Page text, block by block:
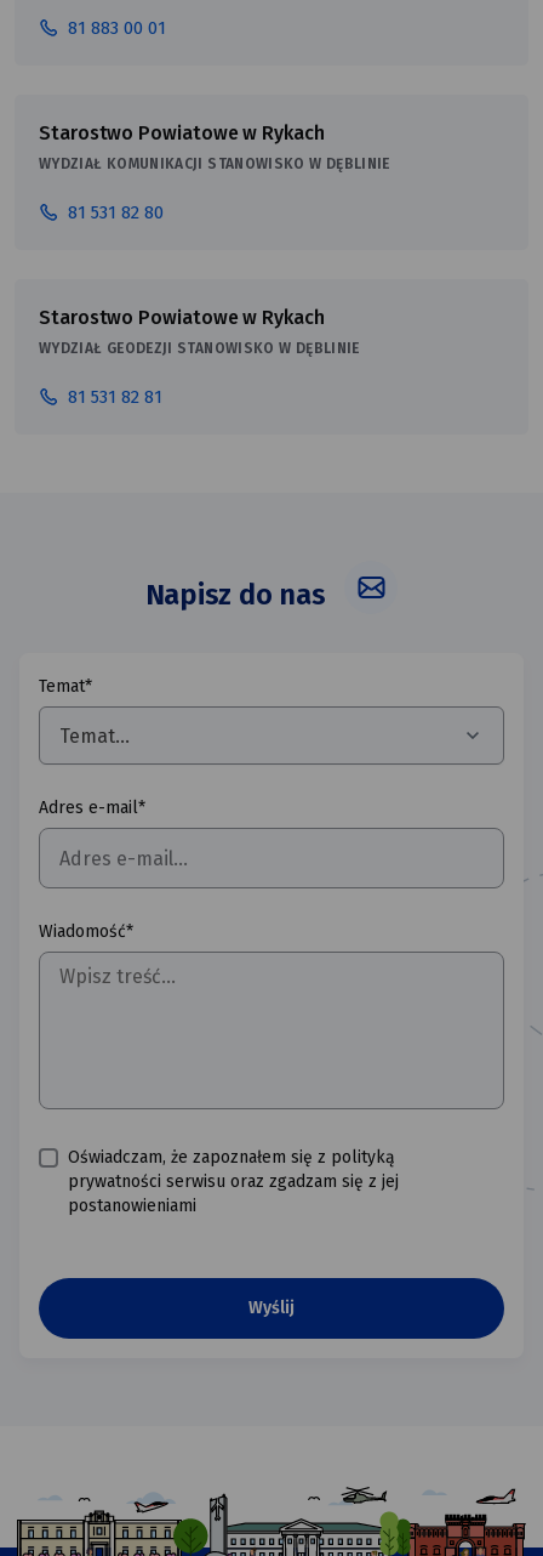
81 883 00 01
Starostwo Powiatowe w Rykach
WYDZIAŁ KOMUNIKACJI STANOWISKO W DĘBLINIE
81 531 82 80
Starostwo Powiatowe w Rykach
WYDZIAŁ GEODEZJI STANOWISKO W DĘBLINIE
81 531 82 81
Napisz do nas
Temat*
Temat...
Adres e-mail*
Wiadomość*
Oświadczam, że zapoznałem się z polityką
prywatności serwisu oraz zgadzam się z jej
postanowieniami
że
nie